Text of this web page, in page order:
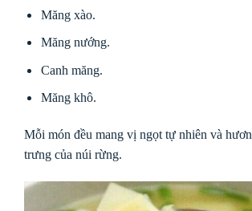
Măng xào.
Măng nướng.
Canh măng.
Măng khô.
Mỗi món đều mang vị ngọt tự nhiên và
trưng của núi rừng.